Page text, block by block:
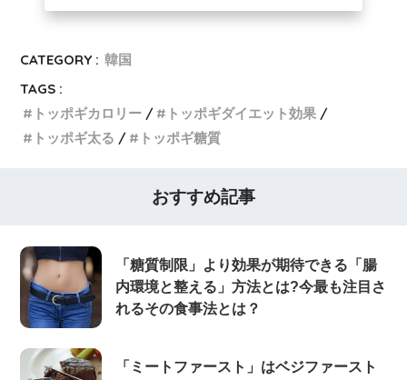
CATEGORY : 韓国
TAGS :
トッポギカロリー
トッポギダイエット効果
トッポギ太る
トッポギ糖質
おすすめ記事
「糖質制限」より効果が期待できる「腸
内環境と整える」方法とは?今最も注目さ
れるその食事法とは？
「ミートファースト」はベジファースト